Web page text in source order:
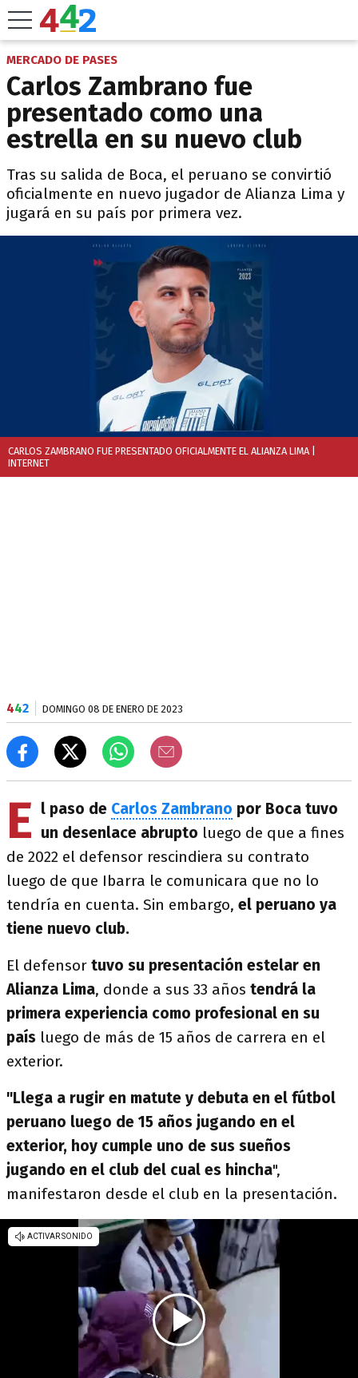
MERCADO DE PASES
Carlos Zambrano fue
presentado como una
estrella en su nuevo club
Tras su salida de Boca, el peruano se convirtió
oficialmente en nuevo jugador de Alianza Lima y
jugará en su país por primera vez.
CARLOS ZAMBRANO FUE PRESENTADO OFICIALMENTE EL ALIANZA LIMA
INTERNET
442 DOMINGO 08 DE ENERO DE 2023
E l paso de Carlos Zambrano por Boca tuvo
un desenlace abrupto luego de que a fines
de 2022 el defensor rescindiera su contrato
luego de que Ibarra le comunicara que no lo
tendría en cuenta. Sin embargo, el peruano ya
tiene nuevo club.
El defensor tuvo su presentación estelar en
Alianza Lima, donde a sus 33 años tendrá la
primera experiencia como profesional en su
país luego de más de 15 años de carrera en el
exterior.
"Llega a rugir en matute y debuta en el fútbol
peruano luego de 15 años jugando en el
exterior, hoy cumple uno de sus sueños
jugando en el club del cual es hincha",
manifestaron desde el club en la presentación.